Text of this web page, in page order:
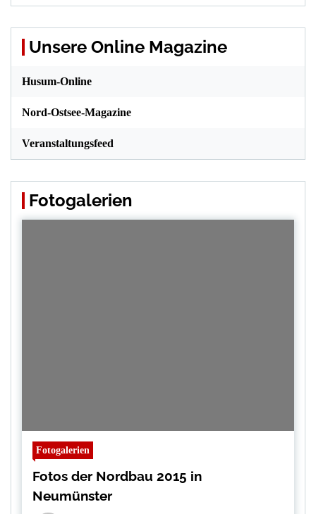
Unsere Online Magazine
Husum-Online
Nord-Ostsee-Magazine
Veranstaltungsfeed
Fotogalerien
Fotogalerien
Fotos der Nordbau 2015 in
Neumünster